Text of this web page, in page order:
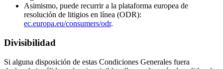
Asimismo, puede recurrir a la plataforma europea de
resolución de litigios en línea (ODR):
ec.europa.eu/consumers/odr.
Divisibilidad
Si alguna disposición de estas Condiciones Generales fuera